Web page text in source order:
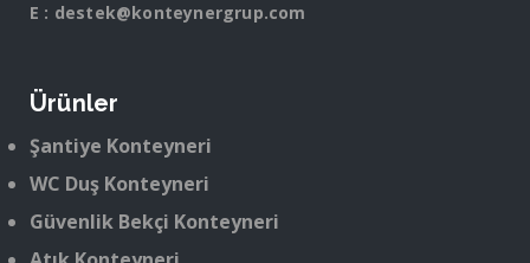
E : destek@konteynergrup.com
Ürünler
Şantiye Konteyneri
WC Duş Konteyneri
Güvenlik Bekçi Konteyneri